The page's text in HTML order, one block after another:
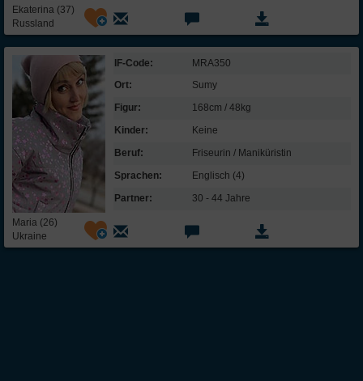
Ekaterina (37)
Russland
Maria (26)
Ukraine
IF-Code:
MRA350
Ort:
Sumy
Figur:
168cm / 48kg
Kinder:
Keine
Beruf:
Friseurin / Maniküristin
Sprachen:
Englisch (4)
Partner:
30 - 44 Jahre